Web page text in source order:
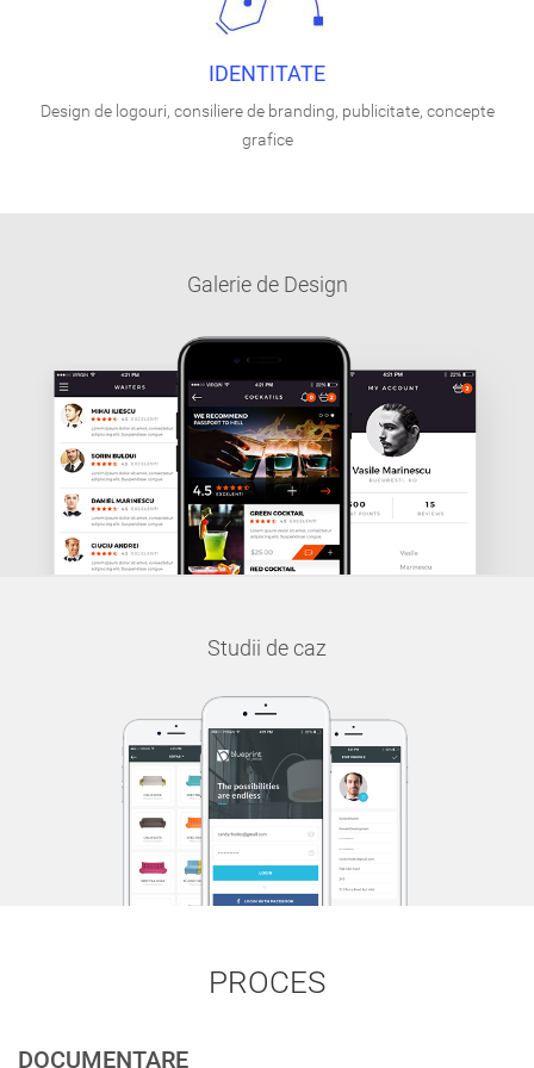
IDENTITATE
Design de logouri, consiliere de branding, publicitate, concepte
grafice
Galerie de Design
Studii de caz
PROCES
DOCUMENTARE